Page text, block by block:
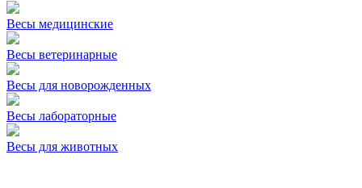
Весы медицинские
Весы ветеринарные
Весы для новорожденных
Весы лабораторные
Весы для животных